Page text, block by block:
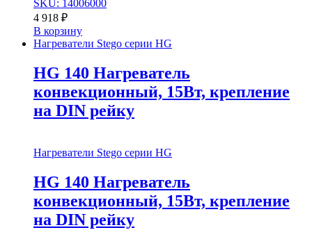
SKU: 14006000
4 918 ₽
В корзину
Нагреватели Stego серии HG
HG 140 Нагреватель
конвекционный, 15Вт, крепление
на DIN рейку
Нагреватели Stego серии HG
HG 140 Нагреватель
конвекционный, 15Вт, крепление
на DIN рейку